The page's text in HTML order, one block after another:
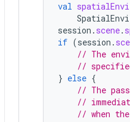
val
session . scene.
if (session .
// The
//
} else {
// The
//
// when the